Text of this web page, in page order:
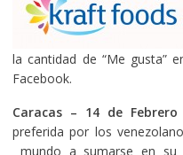
la cantidad de “Me gusta”
Facebook.
Caracas – 14 de Febrero
preferida por los
mundo a sumarse en su